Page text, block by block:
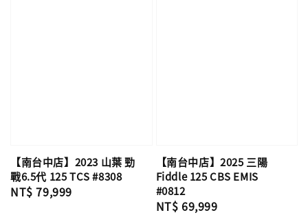
【南台中店】2023 山葉 勁
戰6.5代 125 TCS #8308
Regular
NT$ 79,999
【南台中店】2025 三陽
Fiddle 125 CBS EMIS
#0812
Regular
NT$ 69,999